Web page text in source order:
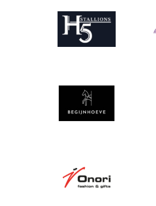
Afbeelding
Afbeelding
Afbeelding